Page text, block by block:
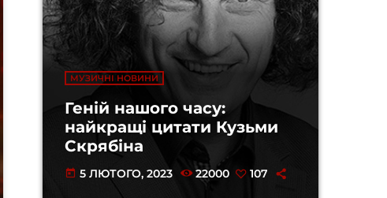
МУЗИЧНІ НОВИНИ
Геній нашого часу:
найкращі цитати Кузьми
Скрябіна
today 5 ЛЮТОГО, 2023 22000 107